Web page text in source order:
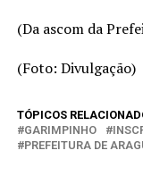
(Da ascom da
(Foto: Divulgação)
TÓPICOS
GARIMPINHO
PREFEITURA DE